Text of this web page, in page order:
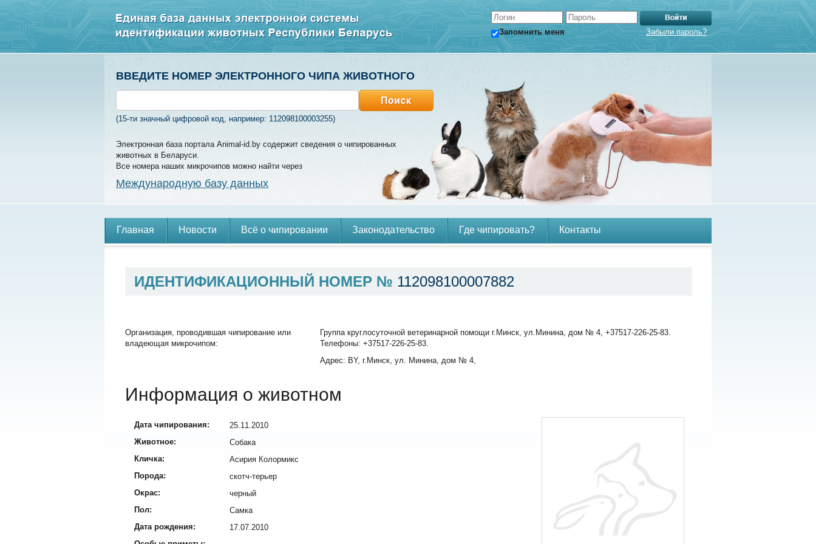
Запомнить меня Забыли пароль?
ВВЕДИТЕ НОМЕР ЭЛЕКТРОННОГО ЧИПА ЖИВОТНОГО
(15-ти значный цифровой код, например: 112098100003255)
Электронная база портала Animal-id.by содержит сведения о чипированных
животных в Беларуси.
Все номера наших микрочипов можно найти через
Международную базу данных
Главная Новости Всё о чипировании Законодательство Где чипировать? Контакты
ИДЕНТИФИКАЦИОННЫЙ НОМЕР № 112098100007882
Организация, проводившая чипирование или
владеющая микрочипом:
Группа круглосуточной ветеринарной помощи г.Минск, ул.Минина, дом № 4, +37517-226-25-83.
Телефоны: +37517-226-25-83.
Адрес: BY, г.Минск, ул. Минина, дом № 4,
Информация о животном
Дата чипирования:
25.11.2010
Животное:
Собака
Кличка:
Асирия Колормикс
Порода:
скотч-терьер
Окрас:
черный
Пол:
Самка
Дата рождения:
17.07.2010